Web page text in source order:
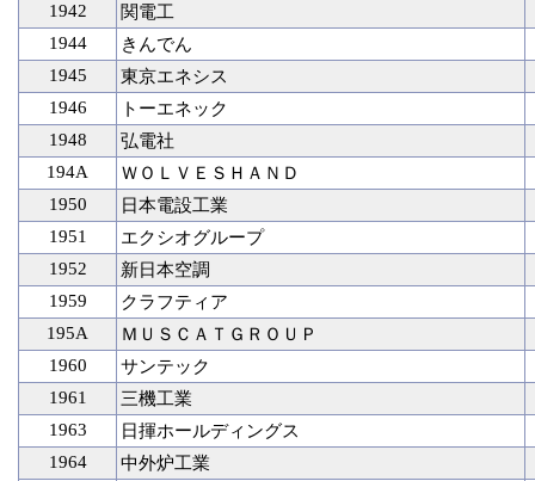
1942
関電工
1944
きんでん
1945
東京エネシス
1946
トーエネック
1948
弘電社
194A
ＷＯＬＶＥＳＨＡＮＤ
1950
日本電設工業
1951
エクシオグループ
1952
新日本空調
1959
クラフティア
195A
ＭＵＳＣＡＴＧＲＯＵＰ
1960
サンテック
1961
三機工業
1963
日揮ホールディングス
1964
中外炉工業